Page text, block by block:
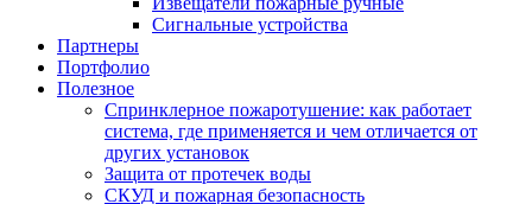
Сигнальные устройства
Партнеры
Портфолио
Полезное
Спринклерное пожаротушение: как работает
система, где применяется и чем отличается от
других установок
Защита от протечек воды
СКУД и пожарная безопасность